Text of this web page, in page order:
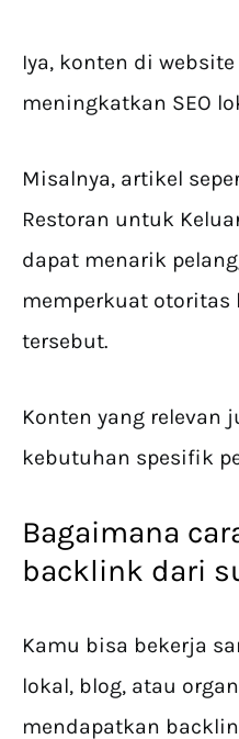
Iya, konten di
meningkatkan SEO
Misalnya, artikel
Restoran untuk
dapat menarik
memperkuat otoritas
tersebut.
Konten yang relevan
kebutuhan spesifik
Bagaimana
backlink dari
Kamu bisa bekerja
lokal, blog, atau
mendapatkan